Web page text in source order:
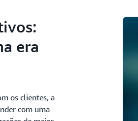
era
os clientes, a
com uma